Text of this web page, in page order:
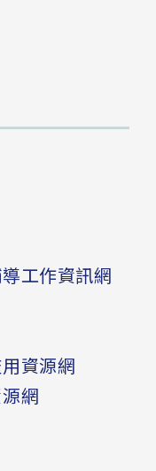
工作資訊網
資源網
網